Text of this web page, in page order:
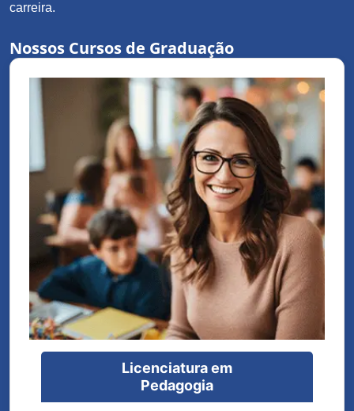
carreira.
Nossos Cursos de Graduação
Licenciatura em
Pedagogia